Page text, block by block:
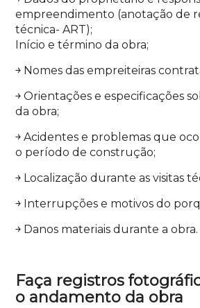
empreendimento (anotação de
técnica- ART);
Início e término da obra;
￫ Nomes das empreiteiras
￫ Orientações e especificações
da obra;
￫ Acidentes e problemas que
o período de construção;
￫ Localização durante as visitas
￫ Interrupções e motivos do
￫ Danos materiais durante a obra.
Faça registros
o andamento da obra